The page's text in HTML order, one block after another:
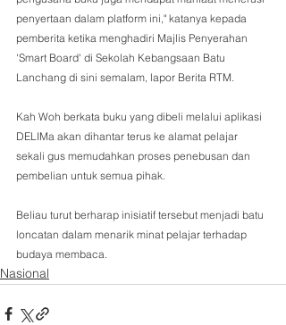
penyertaan dalam platform ini," katanya kepada
pemberita ketika menghadiri Majlis Penyerahan
'Smart Board' di Sekolah Kebangsaan Batu
Lanchang di sini semalam, lapor Berita RTM.
Kah Woh berkata buku yang dibeli melalui aplikasi
DELIMa akan dihantar terus ke alamat pelajar
sekali gus memudahkan proses penebusan dan
pembelian untuk semua pihak.
Beliau turut berharap inisiatif tersebut menjadi batu
loncatan dalam menarik minat pelajar terhadap
budaya membaca.
Nasional